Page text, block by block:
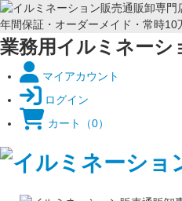
業務用イルミネーシ
マイアカウント
ログイン
カート
（0）